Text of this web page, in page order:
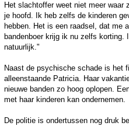
Het slachtoffer weet niet meer
je hoofd. Ik heb zelfs de kinderen
hebben. Het is een raadsel, dat me
bandenboer krijg ik nu zelfs
natuurlijk."
Naast de psychische schade is het
alleenstaande Patricia. Haar
nieuwe banden zo hoog oplopen.
met haar kinderen kan ondernemen.
De politie is ondertussen nog druk